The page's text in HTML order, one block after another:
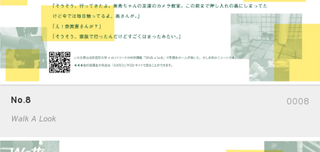
0008
No.8
Walk A Look